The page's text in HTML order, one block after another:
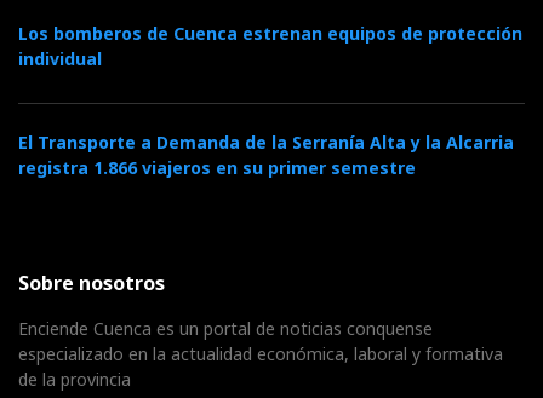
Los bomberos de Cuenca estrenan equipos de protección
individual
El Transporte a Demanda de la Serranía Alta y la Alcarria
registra 1.866 viajeros en su primer semestre
Sobre nosotros
Enciende Cuenca es un portal de noticias conquense
especializado en la actualidad económica, laboral y formativa
de la provincia